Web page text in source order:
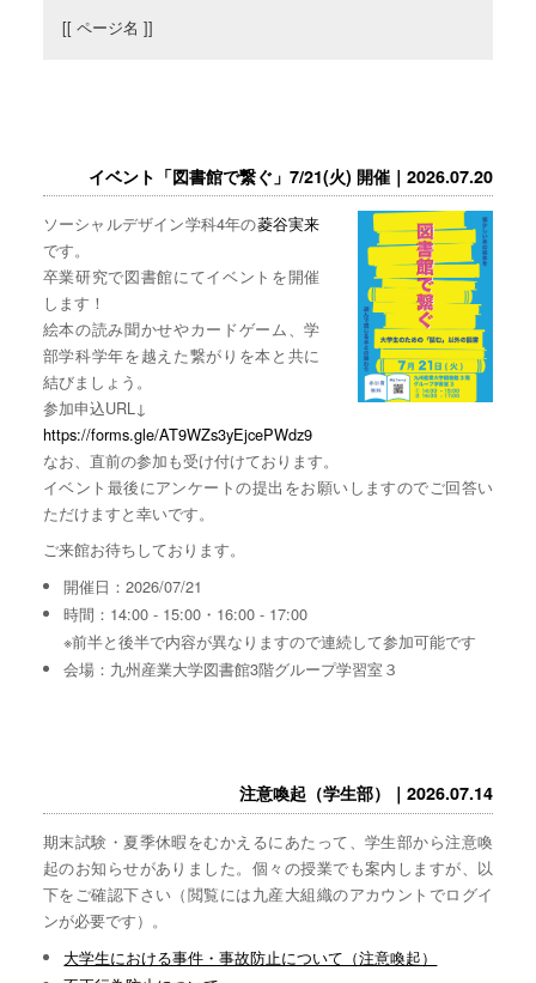
[[ ページ名 ]]
イベント「図書館で繋ぐ」7/21(火) 開催｜2026.07.20
ソーシャルデザイン学科4年の菱谷実来
です。
卒業研究で図書館にてイベントを開催
します！
絵本の読み聞かせやカードゲーム、学
部学科学年を越えた繋がりを本と共に
結びましょう。
参加申込URL↓
https://forms.gle/AT9WZs3yEjcePWdz9
なお、直前の参加も受け付けております。
イベント最後にアンケートの提出をお願いしますのでご回答い
ただけますと幸いです。
ご来館お待ちしております。
開催日：2026/07/21
時間：14:00 - 15:00・16:00 - 17:00
※前半と後半で内容が異なりますので連続して参加可能です
会場：九州産業大学図書館3階グループ学習室３
注意喚起（学生部）｜2026.07.14
期末試験・夏季休暇をむかえるにあたって、学生部から注意喚
起のお知らせがありました。個々の授業でも案内しますが、以
下をご確認下さい（閲覧には九産大組織のアカウントでログイ
ンが必要です）。
大学生における事件・事故防止について（注意喚起）